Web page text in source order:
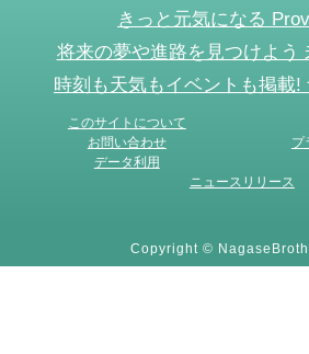
きっと元気になる
将来の夢や進路を見つけよう
時刻も天気もイベントも掲載!
このサイトについて
お問い合わせ
プ
データ利用
ニュースリリース
Copyright ©